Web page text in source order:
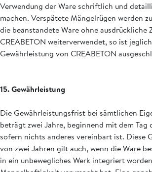
Verwendung der Ware schriftlich und
machen. Verspätete Mängelrügen werden
die beanstandete Ware ohne ausdrückliche
CREABETON weiterverwendet, so ist
Gewährleistung von CREABETON
15. Gewährleistung
Die Gewährleistungsfrist bei sämtlichen
beträgt zwei Jahre, beginnend mit dem Tag
sofern nichts anderes vereinbart ist. Diese
von zwei Jahren gilt auch, wenn die Ware
in ein unbewegliches Werk integriert